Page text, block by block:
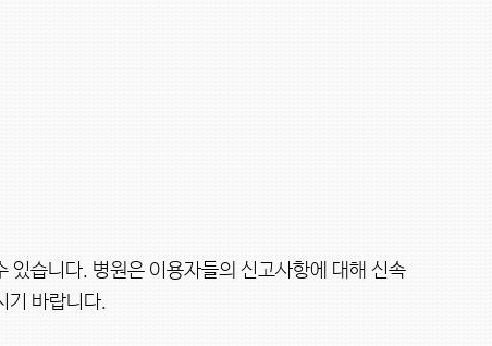
있습니다. 병원은 이용자들의 신고사항에 대해 신속
기 바랍니다.